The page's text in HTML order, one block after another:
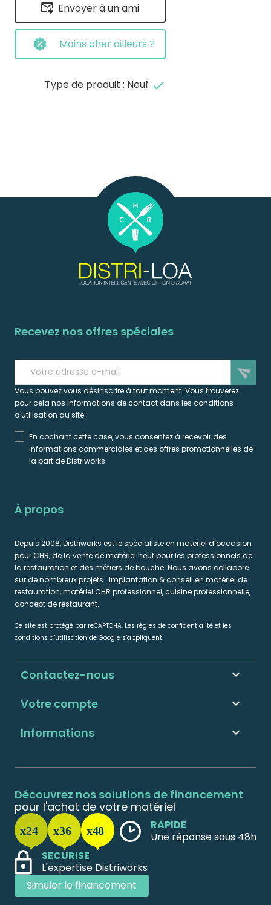
Envoyer à un ami
Moins cher ailleurs ?
Type de produit : Neuf done
Recevez nos offres spéciales
send
Vous pouvez vous désinscrire à tout moment. Vous trouverez
pour cela nos informations de contact dans les conditions
d'utilisation du site.
En cochant cette case, vous consentez à recevoir des
informations commerciales et des offres promotionnelles de
la part de Distriworks.
À propos
Depuis 2008, Distriworks est le spécialiste en matériel d’occasion
pour CHR, de la vente de matériel neuf pour les professionnels de
la restauration et des métiers de bouche. Nous avons collaboré
sur de nombreux projets : implantation & conseil en matériel de
restauration, matériel CHR professionnel, cuisine professionnelle,
concept de restaurant.
Ce site est protégé par reCAPTCHA. Les règles de confidentialité et les
conditions d’utilisation de Google s’appliquent.
Informations 
Votre compte 
Contactez-nous keyboard_arrow_down
Découvrez nos solutions de financement
pour l'achat de votre matériel
RAPIDE
Une réponse sous 48h
SECURISE
L'expertise Distriworks
Simuler le financement